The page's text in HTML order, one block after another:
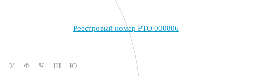
Реестровый номер РТО 000806
У Ф Ч Ш Ю